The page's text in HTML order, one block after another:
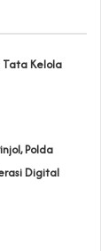
Tata Kelola
Polda
Digital